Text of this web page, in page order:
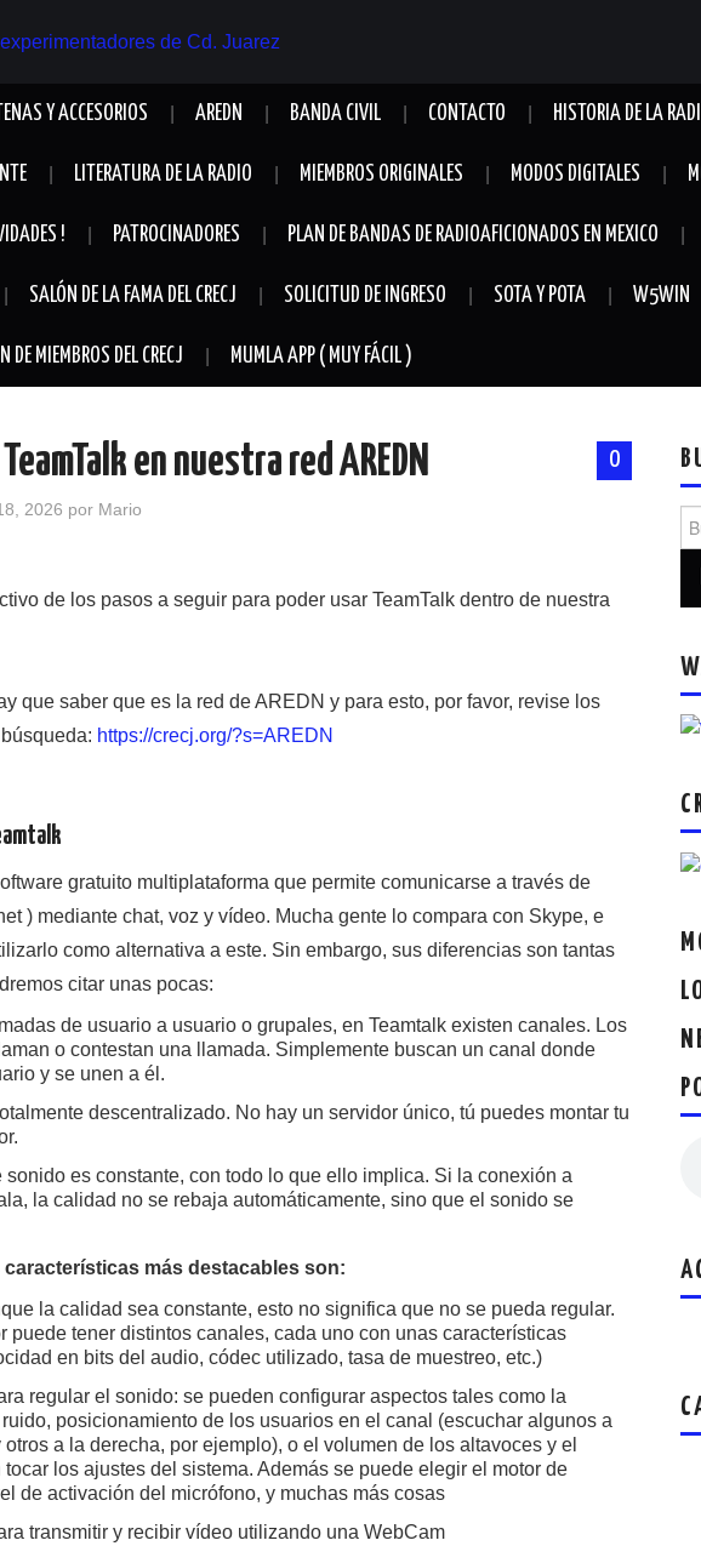
Y ACCESORIOS AREDN BANDA CIVIL CONTACTO HISTORIA DE LA
LITERATURA DE LA RADIO MIEMBROS ORIGINALES MODOS DIGITALES
! PATROCINADORES PLAN DE BANDAS DE RADIOAFICIONADOS EN MEXICO
SALÓN DE LA FAMA DEL CRECJ SOLICITUD DE INGRESO SOTA Y POTA W5WIN
DE MIEMBROS DEL CRECJ MUMLA APP ( MUY FÁCIL )
0
en nuestra red AREDN
2026 por Mario
de los pasos a seguir para poder usar TeamTalk dentro de nuestra
que saber que es la red de AREDN y para esto, por favor, revise los
https://crecj.org/?s=AREDN
gratuito multiplataforma que permite comunicarse a través de
) mediante chat, voz y vídeo. Mucha gente lo compara con Skype, e
como alternativa a este. Sin embargo, sus diferencias son tantas
citar unas pocas:
de usuario a usuario o grupales, en Teamtalk existen canales. Los
o contestan una llamada. Simplemente buscan un canal donde
y se unen a él.
descentralizado. No hay un servidor único, tú puedes montar tu
sonido es constante, con todo lo que ello implica. Si la conexión a
la calidad no se rebaja automáticamente, sino que el sonido se
más destacables son:
la calidad sea constante, esto no significa que no se pueda regular.
puede tener distintos canales, cada uno con unas características
en bits del audio, códec utilizado, tasa de muestreo, etc.)
regular el sonido: se pueden configurar aspectos tales como la
posicionamiento de los usuarios en el canal (escuchar algunos a
otros a la derecha, por ejemplo), o el volumen de los altavoces y el
tocar los ajustes del sistema. Además se puede elegir el motor de
de activación del micrófono, y muchas más cosas
transmitir y recibir vídeo utilizando una WebCam